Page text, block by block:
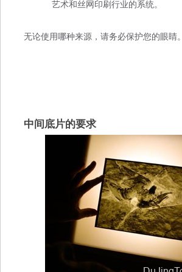
艺术和丝网印刷行业的系统。
无论使用哪种来源，请务必保护您的眼睛。
中间底片的要求